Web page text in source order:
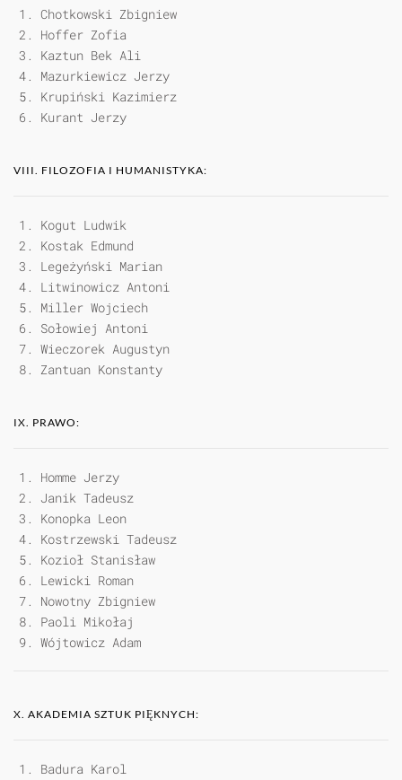
Chotkowski Zbigniew
Hoffer Zofia
Kaztun Bek Ali
Mazurkiewicz Jerzy
Krupiński Kazimierz
Kurant Jerzy
VIII. FILOZOFIA I HUMANISTYKA:
Kogut Ludwik
Kostak Edmund
Legeżyński Marian
Litwinowicz Antoni
Miller Wojciech
Sołowiej Antoni
Wieczorek Augustyn
Zantuan Konstanty
IX. PRAWO:
Homme Jerzy
Janik Tadeusz
Konopka Leon
Kostrzewski Tadeusz
Kozioł Stanisław
Lewicki Roman
Nowotny Zbigniew
Paoli Mikołaj
Wójtowicz Adam
X. AKADEMIA SZTUK PIĘKNYCH:
Badura Karol